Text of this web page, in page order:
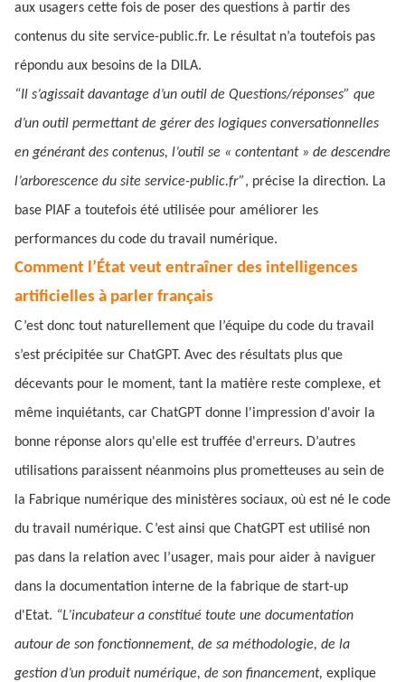
aux usagers cette fois de poser des questions à partir des
contenus du site service-public.fr. Le résultat n’a toutefois pas
répondu aux besoins de la DILA.
“Il s’agissait davantage d’un outil de Questions/réponses” que
d’un outil permettant de gérer des logiques conversationnelles
en générant des contenus, l’outil se « contentant » de descendre
l’arborescence du site service-public.fr”, précise la direction. La
base PIAF a toutefois été utilisée pour améliorer les
performances du code du travail numérique.
Comment l’État veut entraîner des intelligences
artificielles à parler français
C’est donc tout naturellement que l’équipe du code du travail
s’est précipitée sur ChatGPT. Avec des résultats plus que
décevants pour le moment, tant la matière reste complexe, et
même inquiétants, car ChatGPT donne l'impression d'avoir la
bonne réponse alors qu'elle est truffée d'erreurs. D’autres
utilisations paraissent néanmoins plus prometteuses au sein de
la Fabrique numérique des ministères sociaux, où est né le code
du travail numérique. C’est ainsi que ChatGPT est utilisé non
pas dans la relation avec l’usager, mais pour aider à naviguer
dans la documentation interne de la fabrique de start-up
d'Etat. “L’incubateur a constitué toute une documentation
autour de son fonctionnement, de sa méthodologie, de la
gestion d’un produit numérique, de son financement, explique